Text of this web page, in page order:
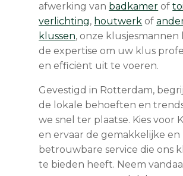
afwerking van badkamer of
verlichting, houtwerk of
klussen, onze klusjesmannen
de expertise om uw klus
en efficiënt uit te voeren.
Gevestigd in Rotterdam,
de lokale behoeften en
we snel ter plaatse. Kies voor
en ervaar de gemakkelijke en
betrouwbare service die ons
te bieden heeft. Neem